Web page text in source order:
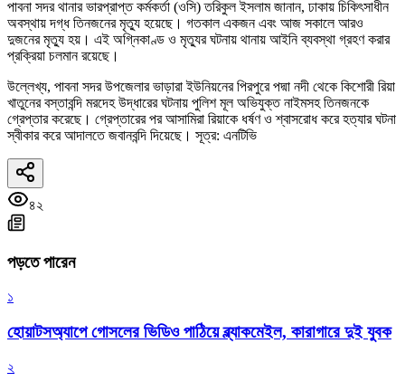
পাবনা সদর থানার ভারপ্রাপ্ত কর্মকর্তা (ওসি) তরিকুল ইসলাম জানান, ঢাকায় চিকিৎসাধীন
অবস্থায় দগ্ধ তিনজনের মৃত্যু হয়েছে। গতকাল একজন এবং আজ সকালে আরও
দুজনের মৃত্যু হয়। এই অগ্নিকাণ্ড ও মৃত্যুর ঘটনায় থানায় আইনি ব্যবস্থা গ্রহণ করার
প্রক্রিয়া চলমান রয়েছে।
উল্লেখ্য, পাবনা সদর উপজেলার ভাড়ারা ইউনিয়নের পিরপুরে পদ্মা নদী থেকে কিশোরী রিয়া
খাতুনের বস্তাবন্দি মরদেহ উদ্ধারের ঘটনায় পুলিশ মূল অভিযুক্ত নাইমসহ তিনজনকে
গ্রেপ্তার করেছে। গ্রেপ্তারের পর আসামিরা রিয়াকে ধর্ষণ ও শ্বাসরোধ করে হত্যার ঘটনা
স্বীকার করে আদালতে জবানবন্দি দিয়েছে। সূত্র: এনটিভি
৪২
পড়তে পারেন
১
হোয়াটসঅ্যাপে গোসলের ভিডিও পাঠিয়ে ব্ল্যাকমেইল, কারাগারে দুই যুবক
২